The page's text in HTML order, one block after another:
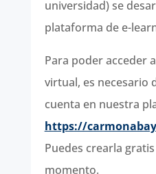
universidad) se
plataforma de e-
Para poder acceder
virtual, es necesario
cuenta en nuestra
https://
Puedes crearla
momento.